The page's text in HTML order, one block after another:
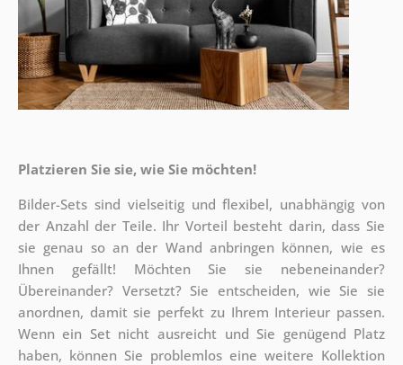
Platzieren Sie sie, wie Sie möchten!
Bilder-Sets sind vielseitig und flexibel, unabhängig von
der Anzahl der Teile. Ihr Vorteil besteht darin, dass Sie
sie genau so an der Wand anbringen können, wie es
Ihnen gefällt! Möchten Sie sie nebeneinander?
Übereinander? Versetzt? Sie entscheiden, wie Sie sie
anordnen, damit sie perfekt zu Ihrem Interieur passen.
Wenn ein Set nicht ausreicht und Sie genügend Platz
haben, können Sie problemlos eine weitere Kollektion